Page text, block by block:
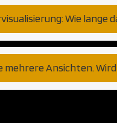
Wie lange
mehrere Ansichten.